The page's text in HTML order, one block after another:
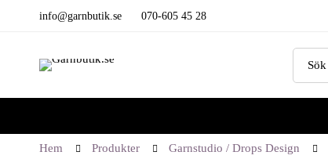
info@garnbutik.se 070-605 45 28
Sök
efter:
Hem Produkter Garnstudio / Drops Design